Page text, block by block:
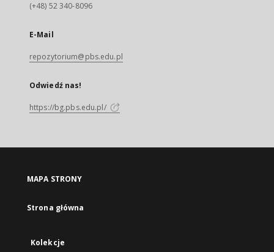
(+48) 52 340-8096
E-Mail
repozytorium@pbs.edu.pl
Odwiedź nas!
https://bg.pbs.edu.pl/
MAPA STRONY
Strona główna
Kolekcje